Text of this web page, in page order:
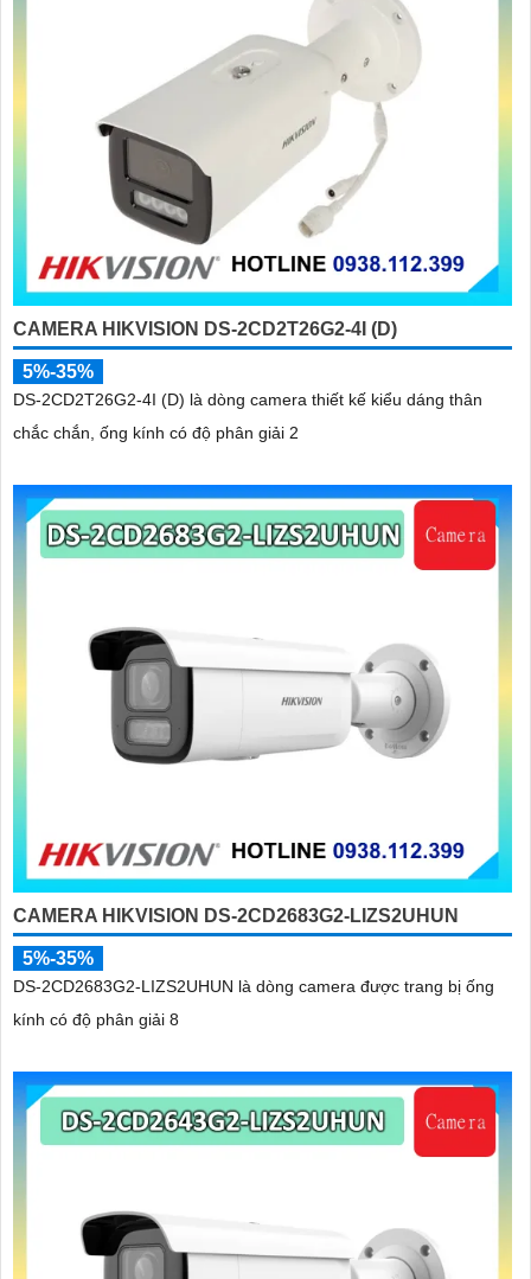
CAMERA HIKVISION DS-2CD2T26G2-4I (D)
5%-35%
DS-2CD2T26G2-4I (D) là dòng camera thiết kế kiểu dáng thân
chắc chắn, ống kính có độ phân giải 2
CAMERA HIKVISION DS-2CD2683G2-LIZS2UHUN
5%-35%
DS-2CD2683G2-LIZS2UHUN là dòng camera được trang bị ống
kính có độ phân giải 8